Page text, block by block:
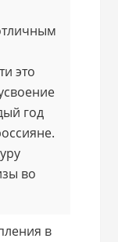
это
год
во
в